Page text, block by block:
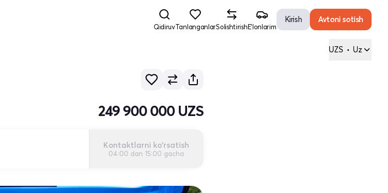
QidiruvTanlanganlarSolishtirishE'lonlarim
Kirish Avtoni sotish
UZS • Uz
249 900 000 UZS
Kontaktlarni ko'rsatish
04:00 dan 15:00 gacha